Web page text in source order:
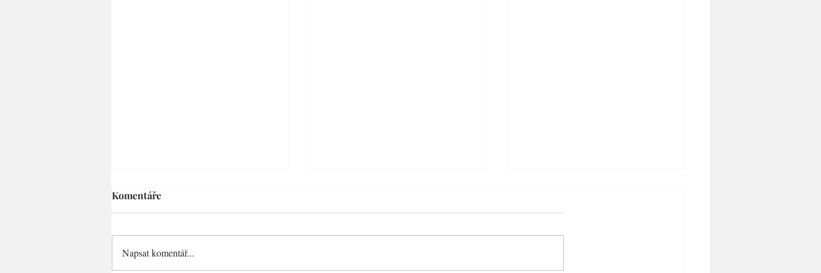
Komentáře
Napsat komentář...